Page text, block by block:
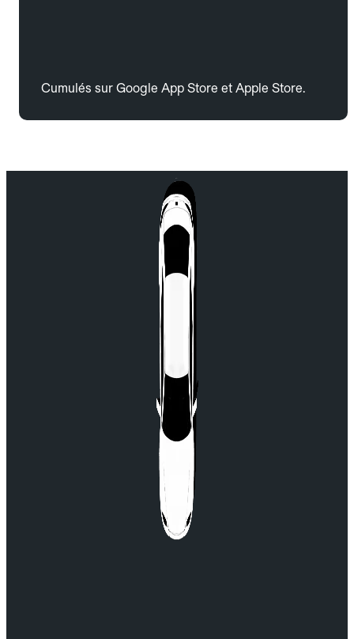
Cumulés sur Google App Store et Apple Store.